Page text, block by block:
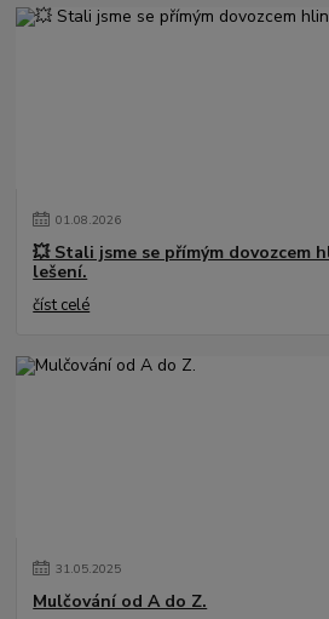
01.08.2026
💥 Stali jsme se přímým dovozcem
lešení.
číst celé
31.05.2025
Mulčování od A do Z.